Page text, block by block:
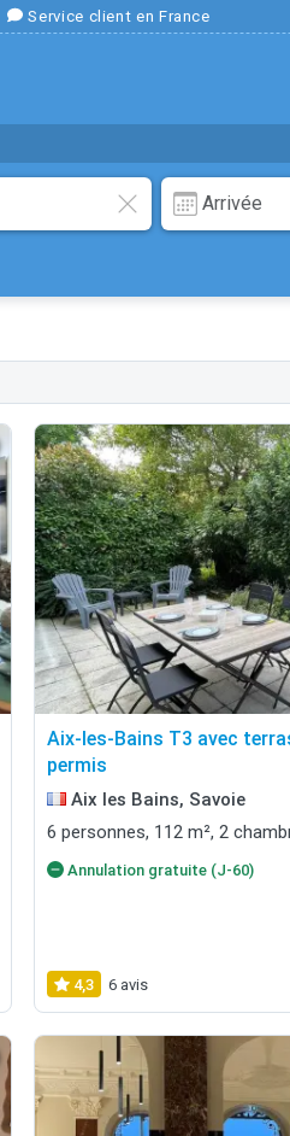
Service client en France
Aix-les-Bains T3 avec
permis
Aix les Bains, Savoie
6 personnes, 112 m², 2
Annulation gratuite (J-60)
4,3 6 avis